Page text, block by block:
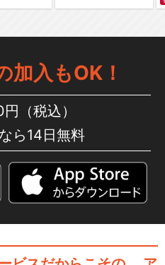
編～ カラー版
加入もOK！
（税込）
ら14日無料